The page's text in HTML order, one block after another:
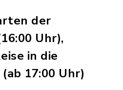
der
Uhr),
in die
17:00 Uhr)